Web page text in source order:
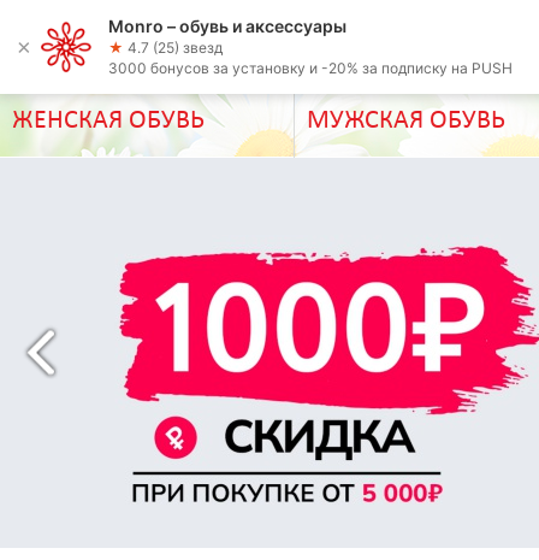
Выберите город:
Новосибирск
ЖЕНСКАЯ ОБУВЬ МУЖСКАЯ ОБУВЬ
×
Monro – обувь и аксессуары
★ 4.7 (25) звезд
3000 бонусов за установку и -20% за подписку на PUSH